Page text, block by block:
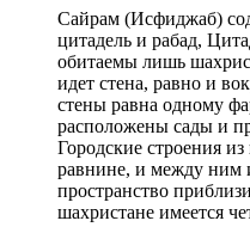
Сайрам (Исфиджаб)
цитадель и рабад,
обитаемы лишь
идет cтена, равно и
стены равна одному
расположены сады и
Городские строения
равнине, и между
пространство
шахристане имеется